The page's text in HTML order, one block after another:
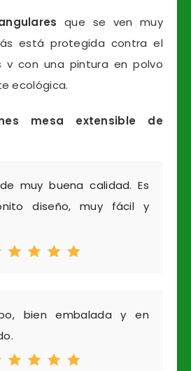
que se ven muy
está protegida contra el
v con una pintura en polvo
ecológica.
mesa extensible de
muy buena calidad. Es
diseño, muy fácil y
bien embalada y en